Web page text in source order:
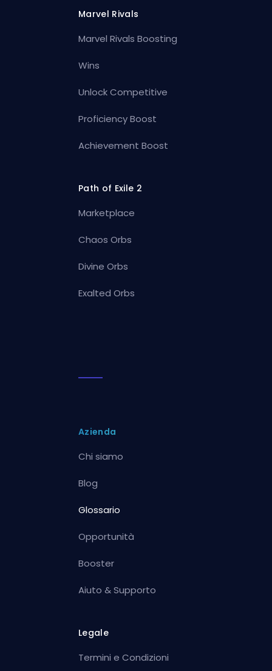
Marvel Rivals
Marvel Rivals Boosting
Wins
Unlock Competitive
Proficiency Boost
Achievement Boost
Path of Exile 2
Marketplace
Chaos Orbs
Divine Orbs
Exalted Orbs
Azienda
Chi siamo
Blog
Glossario
Opportunità
Booster
Aiuto & Supporto
Legale
Termini e Condizioni